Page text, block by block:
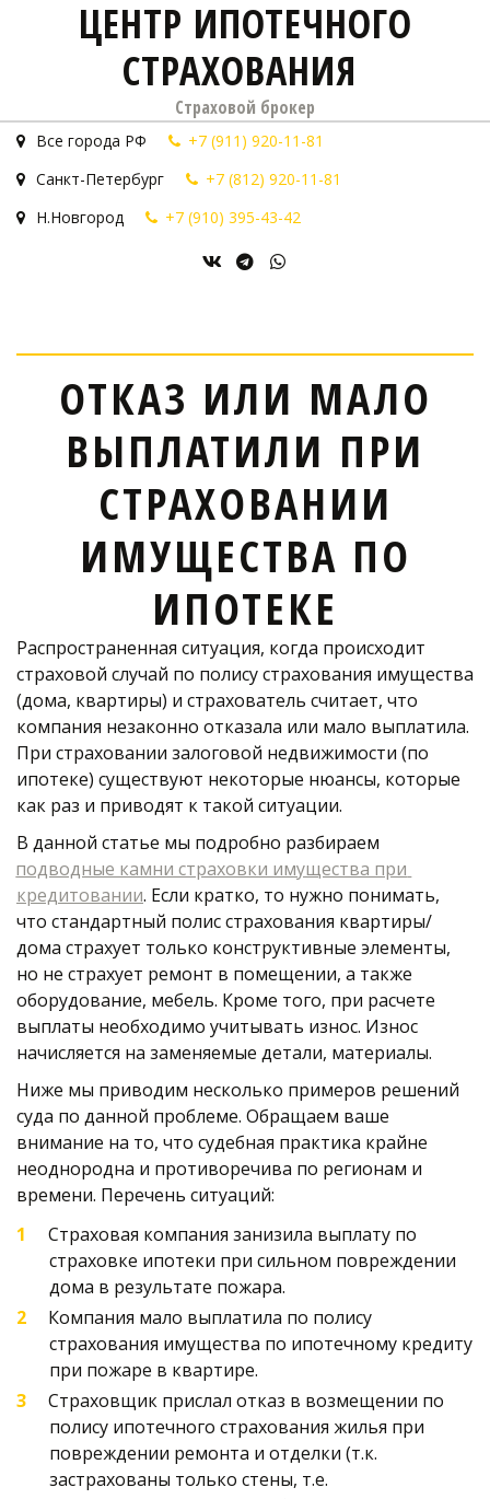
ЦЕНТР ИПОТЕЧНОГО
СТРАХОВАНИЯ
Страховой брокер
Все города РФ
+7 (911) 920-11-81
Санкт-Петербург
+7 (812) 920-11-81
Н.Новгород
+7 (910) 395-43-42
ОТКАЗ ИЛИ МАЛО
ВЫПЛАТИЛИ ПРИ
СТРАХОВАНИИ
ИМУЩЕСТВА ПО
ИПОТЕКЕ
Распространенная ситуация, когда происходит
страховой случай по полису страхования имущества
(дома, квартиры) и страхователь считает, что
компания незаконно отказала или мало выплатила.
При страховании залоговой недвижимости (по
ипотеке) существуют некоторые нюансы, которые
как раз и приводят к такой ситуации.
подводные камни страховки имущества при
кредитовании. Если кратко, то нужно понимать,
что стандартный полис страхования квартиры/
дома страхует только конструктивные элементы,
но не страхует ремонт в помещении, а также
оборудование, мебель. Кроме того, при расчете
выплаты необходимо учитывать износ. Износ
начисляется на заменяемые детали, материалы.
Ниже мы приводим несколько примеров решений
суда по данной проблеме. Обращаем ваше
внимание на то, что судебная практика крайне
неоднородна и противоречива по регионам и
времени. Перечень ситуаций:
Страховая компания занизила выплату по
страховке ипотеки при сильном повреждении
дома в результате пожара.
Компания мало выплатила по полису
страхования имущества по ипотечному кредиту
при пожаре в квартире.
Страховщик прислал отказ в возмещении по
полису ипотечного страхования жилья при
повреждении ремонта и отделки (т.к.
застрахованы только стены, т.е.